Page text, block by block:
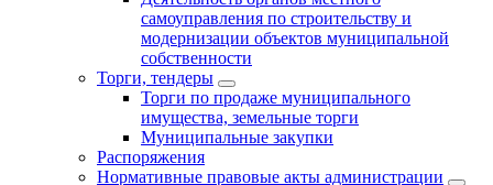
самоуправления по строительству и
модернизации объектов муниципальной
собственности
Торги, тендеры
Торги по продаже муниципального
имущества, земельные торги
Муниципальные закупки
Распоряжения
Нормативные правовые акты администрации